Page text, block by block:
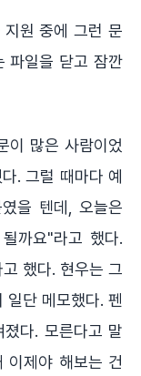
원 중에 그런 문
파일을 닫고 잠깐
이 많은 사람이었
. 그럴 때마다 예
을 텐데, 오늘은
까요"라고 했다.
했다. 현우는 그
일단 메모했다. 펜
다. 모른다고 말
이제야 해보는 건